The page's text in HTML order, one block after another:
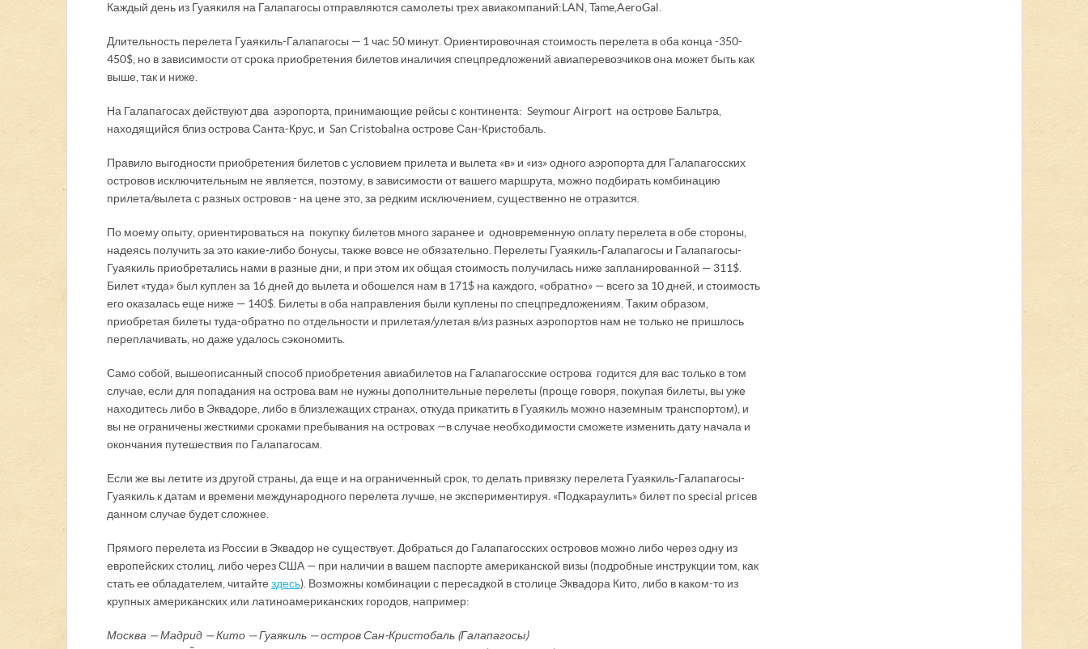
Каждый день из Гуаякиля на Галапагосы отправляются самолеты трех авиакомпаний: LAN, Tame, AeroGal.
Длительность перелета Гуаякиль-Галапагосы — 1 час 50 минут. Ориентировочная стоимость перелета в оба конца - 350-
450$, но в зависимости от срока приобретения билетов и наличия спецпредложений авиаперевозчиков она может быть как
выше, так и ниже.
На Галапагосах действуют два аэропорта, принимающие рейсы с континента: Seymour Airport на острове Бальтра,
находящийся близ острова Санта-Крус, и San Cristobal на острове Сан-Кристобаль.
Правило выгодности приобретения билетов с условием прилета и вылета «в» и «из» одного аэропорта для Галапагосских
островов исключительным не является, поэтому, в зависимости от вашего маршрута, можно подбирать комбинацию
прилета/вылета с разных островов - на цене это, за редким исключением, существенно не отразится.
По моему опыту, ориентироваться на покупку билетов много заранее и одновременную оплату перелета в обе стороны,
надеясь получить за это какие-либо бонусы, также вовсе не обязательно. Перелеты Гуаякиль-Галапагосы и Галапагосы-
Гуаякиль приобретались нами в разные дни, и при этом их общая стоимость получилась ниже запланированной — 311$.
Билет «туда» был куплен за 16 дней до вылета и обошелся нам в 171$ на каждого, «обратно» — всего за 10 дней, и стоимость
его оказалась еще ниже — 140$. Билеты в оба направления были куплены по спецпредложениям. Таким образом,
приобретая билеты туда-обратно по отдельности и прилетая/улетая в/из разных аэропортов нам не только не пришлось
переплачивать, но даже удалось сэкономить.
Само собой, вышеописанный способ приобретения авиабилетов на Галапагосские острова годится для вас только в том
случае, если для попадания на острова вам не нужны дополнительные перелеты (проще говоря, покупая билеты, вы уже
находитесь либо в Эквадоре, либо в близлежащих странах, откуда прикатить в Гуаякиль можно наземным транспортом), и
вы не ограничены жесткими сроками пребывания на островах — в случае необходимости сможете изменить дату начала и
окончания путешествия по Галапагосам.
Если же вы летите из другой страны, да еще и на ограниченный срок, то делать привязку перелета Гуаякиль-Галапагосы-
Гуаякиль к датам и времени международного перелета лучше, не экспериментируя. «Подкараулить» билет по special price в
данном случае будет сложнее.
Прямого перелета из России в Эквадор не существует. Добраться до Галапагосских островов можно либо через одну из
европейских столиц, либо через США — при наличии в вашем паспорте американской визы (подробные инструкции том, как
стать ее обладателем, читайте здесь). Возможны комбинации с пересадкой в столице Эквадора Кито, либо в каком-то из
крупных американских или латиноамериканских городов, например:
Москва — Мадрид — Кито — Гуаякиль — остров Сан-Кристобаль (Галапагосы)